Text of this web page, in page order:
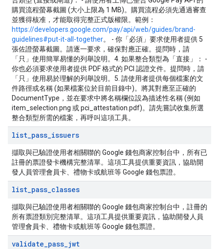
購買流程螢幕截圖 (大小上限為 1 MB)。購買流程必須先通過審查
並獲得核准，才能取得完整正式版權限。範例：
https://developers.google.com/pay/api/web/guides/brand-
guidelines#put-it-all-together。 - 你「必須」要求使用者提供 5
張佐證螢幕截圖。請逐一要求，確保對應正確。提問時，請
「只」使用簡單易懂的列舉說明。4. 如果整合類型為「直接」： -
你也必須要求使用者提供 PDF 格式的 PCI 認證文件。提問時，請
「只」使用易於理解的列舉說明。5. 請使用者提供每個檔案的文
件路徑或名稱 (如果檔案位於目前目錄中)。將其對應至正確的
DocumentType，並在要求中將名稱欄位設為描述性名稱 (例如
item_selection.png 或 pci_attestation.pdf)。請先嘗試收集所選
整合類型所需的檔案，再呼叫這項工具。
list_pass_issuers
擷取與已驗證使用者相關聯的 Google 錢包商家控制台中，所有已
註冊的票證發卡機構完整清單。這項工具提供重要資訊，協助開
發人員管理會員卡、禮物卡或航班等 Google 錢包票證。
list_pass_classes
擷取與已驗證使用者相關聯的 Google 錢包商家控制台中，註冊的
所有票證類別完整清單。這項工具提供重要資訊，協助開發人員
管理會員卡、禮物卡或航班等 Google 錢包票證。
validate_pass_jwt